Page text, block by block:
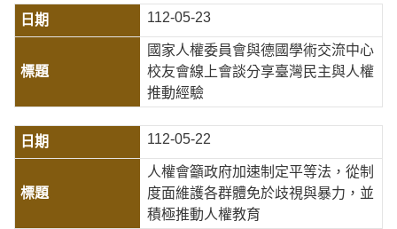
112-05-23
國家人權委員會與德國學術交流中心
校友會線上會談分享臺灣民主與人權
推動經驗
112-05-22
人權會籲政府加速制定平等法，從制
度面維護各群體免於歧視與暴力，並
積極推動人權教育